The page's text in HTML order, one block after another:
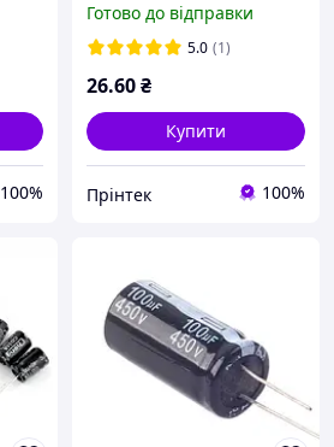
100%
LowESR 105°C
Готово до відправки
5.0 (1)
26.60₴
Купити
Прінтек 100%